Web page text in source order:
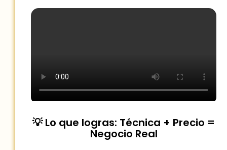
💡 Lo que logras: Técnica + Precio =
Negocio Real